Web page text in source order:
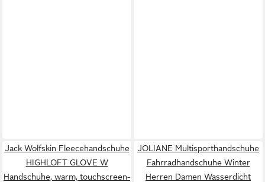
Jack Wolfskin Fleecehandschuhe
HIGHLOFT GLOVE W
Handschuhe, warm, touchscreen-
JOLIANE Multisporthandschuhe
Fahrradhandschuhe Winter
Herren Damen Wasserdicht